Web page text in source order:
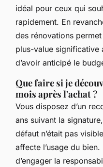
idéal pour ceux qui
rapidement. En
des rénovations
plus-value significative
d’avoir anticipé le
Que faire si je
mois après l'achat ?
Vous disposez d’un
ans suivant la
défaut n’était pas
affecte l’usage du
d’engager la